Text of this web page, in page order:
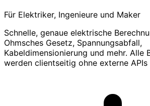
Für Elektriker, Ingenieure und Maker
Schnelle, genaue elektrische
Ohmsches Gesetz, Spannungsabfall,
Kabeldimensionierung und mehr. Alle
werden clientseitig ohne externe